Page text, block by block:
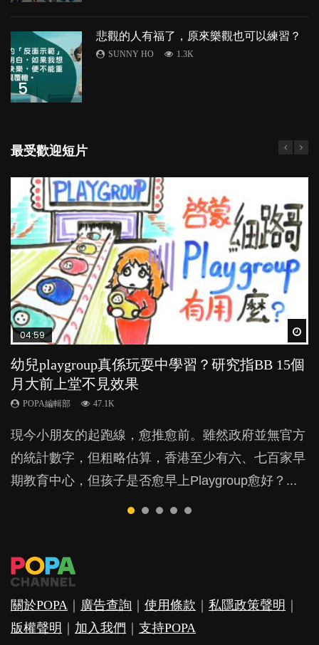
5
悲觀的人有福了，原來樂觀也可以練習？
SUNNY HO 1.3K
最受歡迎短片
04:59
幼兒playgroup真係玩耍中學習？研究指BB 15個
月大前上堂不見效果
POPA編輯部 47.1K
現今小朋友的起跑線，愈推愈前。雖然政府並無官方
的統計數字，但粗略估算，香港至少有六、七百家早
期教育中心，但孩子是否愈早上Playgroup愈好？...
03:39
幼稚園遊戲課 如何刺激幼兒自發學習取代獎勵
與懲罰？
POPA編輯部 33.1K
由美國學者所創的 tools of the mind 課程，學生以遊
戲方式學習，學術能力和自制能力亦明顯比其他小朋
友優勝，到底這課程有何特別之處？...
03:02
老公患產後憂鬱症對BB的影響
POPA編輯部 15.9K
鬱，影響日常生活，嚴重的甚至會有自殺，或傷害小
朋友的念頭。但為何爸爸患上產後抑鬱往往難以察
覺？...
04:06
全職好？在職好？｜全職媽媽與在職媽媽的壓
力與價值
POPA編輯部 25.8K
許多媽媽心底可能都有一刻掙扎過：究竟全職好，還
是在職好。雖說每個家庭都有自己的獨特狀況和考慮
因素，但原來全職和在職媽媽所養育的子女其實都各
03:41
BB口腔期乜都放入口，父母該制止還是放手？
POPA編輯部 25.5K
成吮手指的習慣，大個就很難戒，但原來一刀切阻止
他們放東西入口，隨時會影響孩子的身心發展？...
關於POPA 廣告查詢 使用條款 私隱政策聲明
版權聲明
加入我們
支持POPA